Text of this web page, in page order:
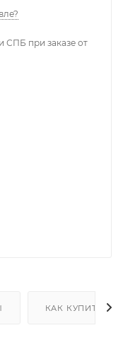
СПБ при заказе от
КАК КУПИТЬ